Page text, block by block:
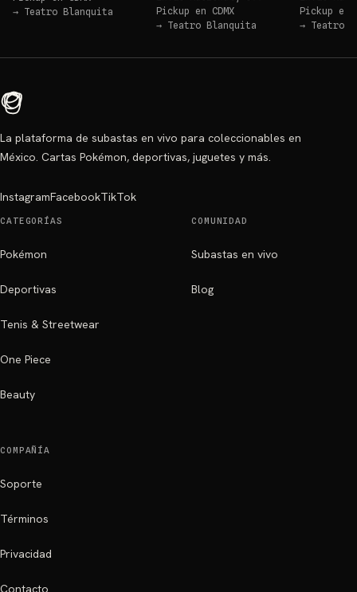
→ Teatro Blanquita
Pickup en CDMX
→ Teatro Blanquita
Pickup en
→ Teatro
La plataforma de subastas en vivo para coleccionables en
México. Cartas Pokémon, deportivas, juguetes y más.
InstagramFacebookTikTok
CATEGORÍAS
Pokémon
Deportivas
Tenis & Streetwear
One Piece
Beauty
COMUNIDAD
Subastas en vivo
Blog
COMPAÑÍA
Soporte
Términos
Privacidad
Contacto